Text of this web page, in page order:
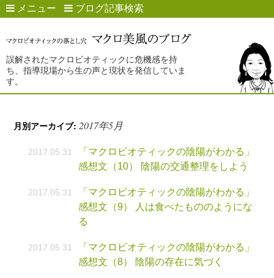
メニュー ブログ記事検索
誤解されたマクロビオティックに危機感を持
ち、指導現場から生の声と現状を発信していま
す。
月別アーカイブ:2017年5月
2017.05.31
「マクロビオティックの陰陽がわかる」
感想文（10） 陰陽の交通整理をしよう
2017.05.31
「マクロビオティックの陰陽がわかる」
感想文（9） 人は食べたもののようにな
る
2017.05.31
「マクロビオティックの陰陽がわかる」
感想文（8） 陰陽の存在に気づく